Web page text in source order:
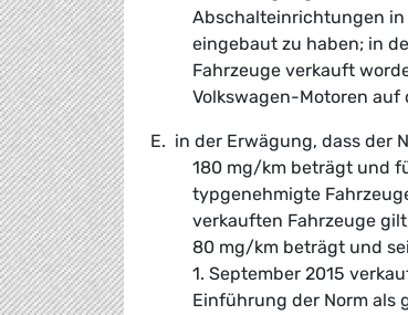
Abschalteinrichtungen in
eingebaut zu haben; in
Fahrzeuge verkauft
Volkswagen-Motoren
E. in der Erwägung, dass der
180 mg/km beträgt und
typgenehmigte
verkauften Fahrzeuge
80 mg/km beträgt und
1. September 2015
Einführung der Norm als